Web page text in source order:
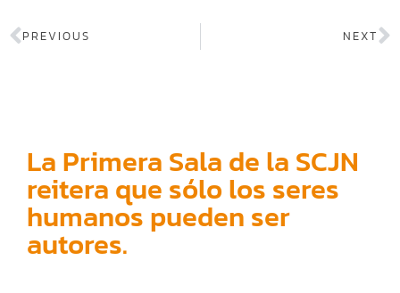
PREVIOUS NEXT
La Primera Sala de la SCJN
reitera que sólo los seres
humanos pueden ser
autores.